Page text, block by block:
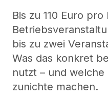
Bis zu 110 Euro pro
bis zu zwei
Was das konkret
nutzt – und welche
zunichte machen.